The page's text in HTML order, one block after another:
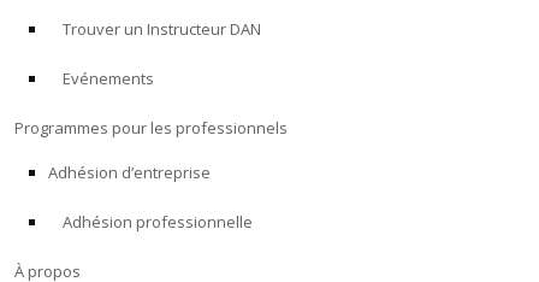
Trouver un Instructeur DAN
Evénements
Programmes pour les professionnels
Adhésion d’entreprise
Adhésion professionnelle
À propos